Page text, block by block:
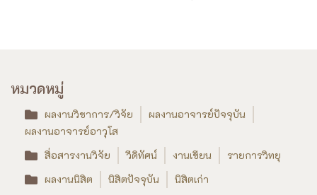
หมวดหมู่
ผลงานวิชาการ/วิจัย
ผลงานอาจารย์ปัจจุบัน
ผลงานอาจารย์อาวุโส
สื่อสารงานวิจัย
วีดิทัศน์ งานเขียน
รายการวิทยุ
ผลงานนิสิต
นิสิตปัจจุบัน
นิสิตเก่า